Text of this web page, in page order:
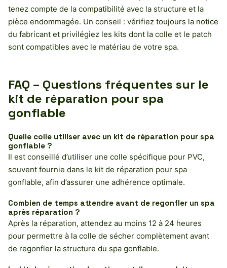
tenez compte de la compatibilité avec la structure et la
pièce endommagée. Un conseil : vérifiez toujours la notice
du fabricant et privilégiez les kits dont la colle et le patch
sont compatibles avec le matériau de votre spa.
FAQ – Questions fréquentes sur le
kit de réparation pour spa
gonflable
Quelle colle utiliser avec un kit de réparation pour spa
gonflable ?
Il est conseillé d’utiliser une colle spécifique pour PVC,
souvent fournie dans le kit de réparation pour spa
gonflable, afin d’assurer une adhérence optimale.
Combien de temps attendre avant de regonfler un spa
après réparation ?
Après la réparation, attendez au moins 12 à 24 heures
pour permettre à la colle de sécher complètement avant
de regonfler la structure du spa gonflable.